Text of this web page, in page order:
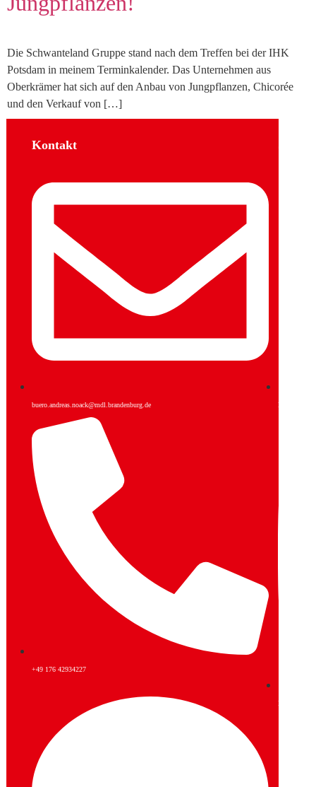
Die Schwanteland Gruppe stand nach dem Treffen bei der IHK
Potsdam in meinem Terminkalender. Das Unternehmen aus
Oberkrämer hat sich auf den Anbau von Jungpflanzen, Chicorée
und den Verkauf von […]
Kontakt
buero.andreas.noack@mdl.brandenburg.de
+49 176 42934227
Facebook
Instagram